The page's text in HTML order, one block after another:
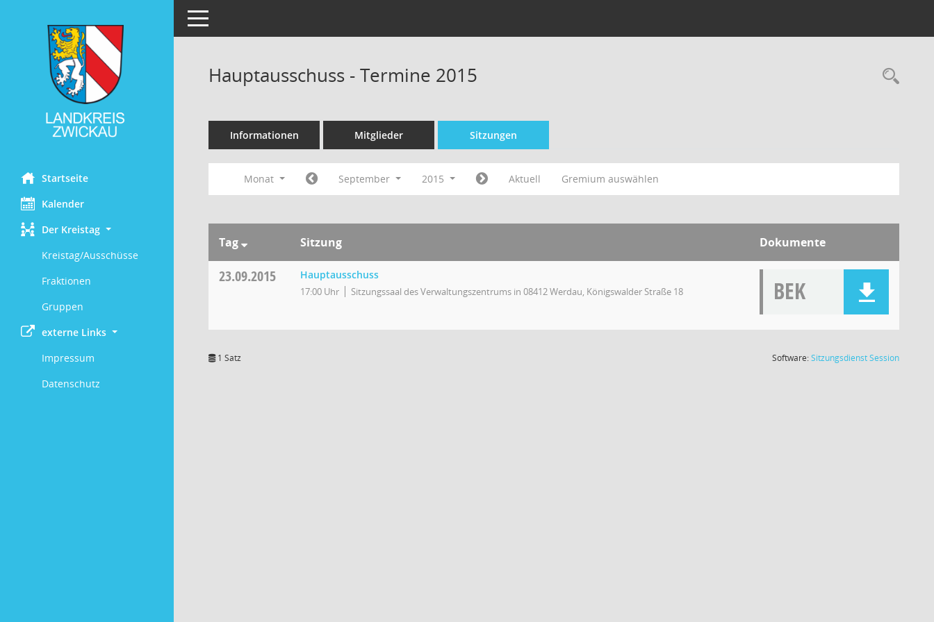
Startseite
Kalender
Der Kreistag
Kreistag/Ausschüsse
Fraktionen
Gruppen
externe Links
Impressum
Datenschutz
Toggle navigation
Hauptausschuss - Termine 2015
Informationen Mitglieder Sitzungen
Monat September 2015 Aktuell Gremium auswählen
Tag Sitzung Dokumente
23.09.2015 Hauptausschuss
17:00 Uhr Sitzungssaal des Verwaltungszentrums in 08412 Werdau, Königswalder Straße 18 BEK
1 Satz Software:SitzungsdienstSession(Wird in